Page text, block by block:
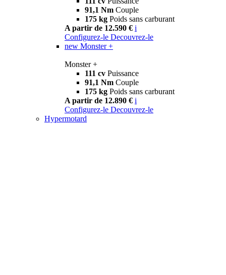
91,1 Nm Couple
175 kg Poids sans carburant
A partir de 12.590 € i
Configurez-le Decouvrez-le
new Monster +
Monster +
111 cv Puissance
91,1 Nm Couple
175 kg Poids sans carburant
A partir de 12.890 € i
Configurez-le Decouvrez-le
Hypermotard